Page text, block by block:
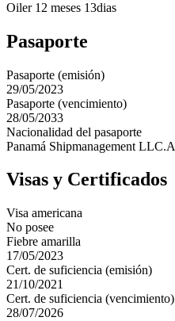
Oiler 12 meses 13dias
Pasaporte
Pasaporte (emisión)
29/05/2023
Pasaporte (vencimiento)
28/05/2033
Nacionalidad del pasaporte
Panamá Shipmanagement LLC.A
Visas y Certificados
Visa americana
No posee
Fiebre amarilla
17/05/2023
Cert. de suficiencia (emisión)
21/10/2021
Cert. de suficiencia (vencimiento)
28/07/2026